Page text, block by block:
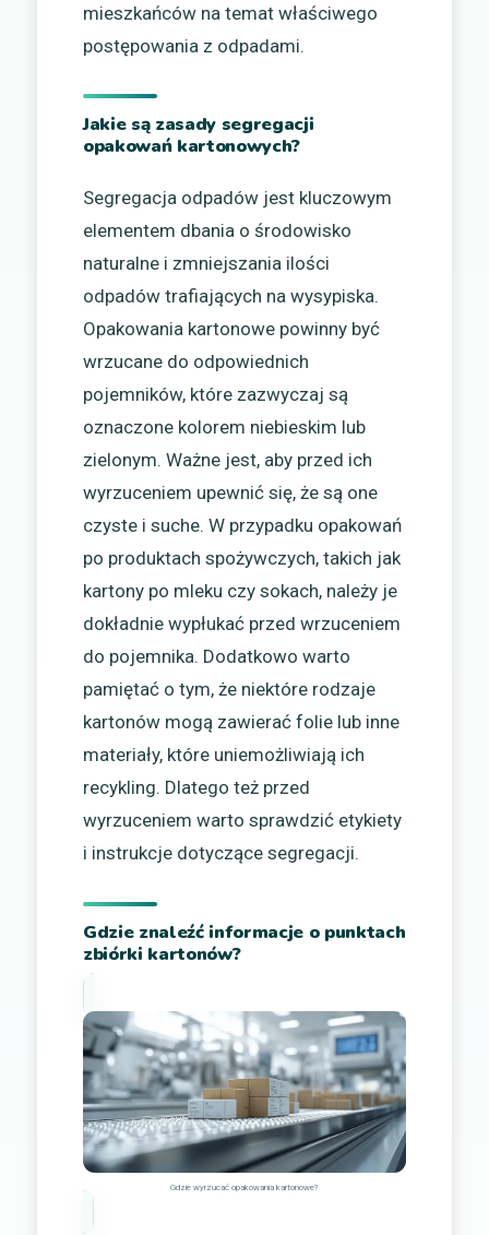
mieszkańców na temat właściwego
postępowania z odpadami.
Jakie są zasady segregacji
opakowań kartonowych?
Segregacja odpadów jest kluczowym
elementem dbania o środowisko
naturalne i zmniejszania ilości
odpadów trafiających na wysypiska.
Opakowania kartonowe powinny być
wrzucane do odpowiednich
pojemników, które zazwyczaj są
oznaczone kolorem niebieskim lub
zielonym. Ważne jest, aby przed ich
wyrzuceniem upewnić się, że są one
czyste i suche. W przypadku opakowań
po produktach spożywczych, takich jak
kartony po mleku czy sokach, należy je
dokładnie wypłukać przed wrzuceniem
do pojemnika. Dodatkowo warto
pamiętać o tym, że niektóre rodzaje
kartonów mogą zawierać folie lub inne
materiały, które uniemożliwiają ich
recykling. Dlatego też przed
wyrzuceniem warto sprawdzić etykiety
i instrukcje dotyczące segregacji.
Gdzie znaleźć informacje o punktach
zbiórki kartonów?
Gdzie wyrzucać opakowania kartonowe?